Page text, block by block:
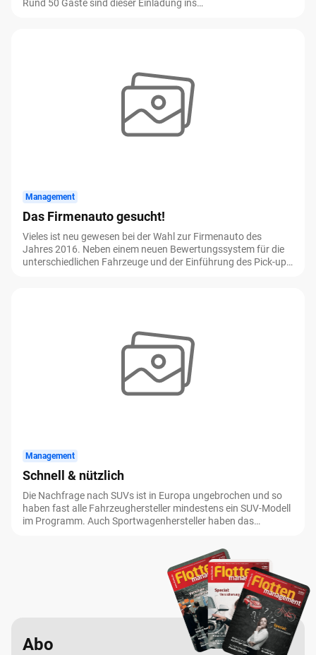
Rund 50 Gäste sind dieser Einladung ins
Management
Das Firmenauto gesucht!
Vieles ist neu gewesen bei der Wahl zur Firmenauto des
Jahres 2016. Neben einem neuen Bewertungssystem für die
unterschiedlichen Fahrzeuge und der Einführung des Pick-up-
Management
Schnell & nützlich
Die Nachfrage nach SUVs ist in Europa ungebrochen und so
haben fast alle Fahrzeughersteller mindestens ein SUV-Modell
im Programm. Auch Sportwagenhersteller haben das
neuen F-Pace. Flottenmanagement konnte auf der Jaguar Art
of Performance Tour den britischen SUV Probe fahren.
Abo